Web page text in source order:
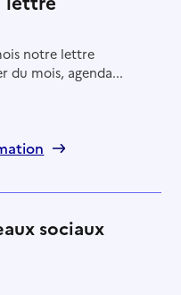
notre lettre
du mois, agenda...
sociaux